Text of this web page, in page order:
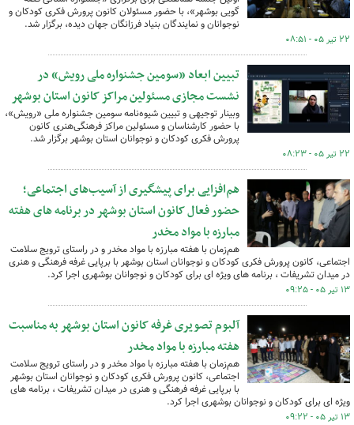
گویی بوشهر»، با حضور مسئولان کانون پرورش فکری کودکان و
نوجوانان و نمایندگان بنیاد فرزانگان جهان دیده، برگزار شد.
۲۲ تیر ۰۵ - ۰۸:۵۱
تبیین ابعاد «سومین جشنواره ملی رویش» در
نشست مجازی مسئولین مراکز کانون استان بوشهر
وبینار توجیهی و تبیین شیوه‌نامه سومین جشنواره ملی «رویش»،
با حضور کارشناسان و مسئولین مراکز فرهنگی‌هنری کانون
پرورش فکری کودکان و نوجوانان استان بوشهر برگزار شد.
۲۲ تیر ۰۵ - ۰۸:۲۳
هم‌افزایی برای پیشگیری از آسیب‌های اجتماعی؛
حضور فعال کانون استان بوشهر در برنامه های هفته
مبارزه با مواد مخدر
هم‌زمان با هفته مبارزه با مواد مخدر و در راستای ترویج سلامت
اجتماعی، کانون پرورش فکری کودکان و نوجوانان استان بوشهر با برپایی غرفه فرهنگی و هنری
در میدان تشریفات ، برنامه های ویژه ای برای کودکان و نوجوانان بوشهری اجرا کرد.
۱۳ تیر ۰۵ - ۰۹:۲۵
آلبوم تصویری غرفه کانون استان بوشهر به مناسبت
هفته مبارزه با مواد مخدر
هم‌زمان با هفته مبارزه با مواد مخدر و در راستای ترویج سلامت
اجتماعی، کانون پرورش فکری کودکان و نوجوانان استان بوشهر
با برپایی غرفه فرهنگی و هنری در میدان تشریفات ، برنامه های
ویژه ای برای کودکان و نوجوانان بوشهری اجرا کرد.
۱۳ تیر ۰۵ - ۰۹:۲۲